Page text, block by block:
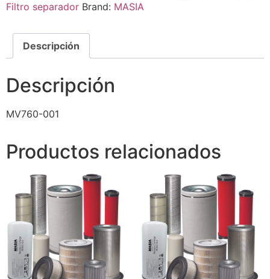
Filtro separador Brand: MASIA
Descripción
Descripción
MV760-001
Productos relacionados